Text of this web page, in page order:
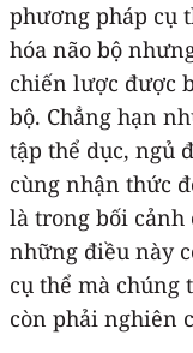
phương pháp cụ
hóa não bộ
chiến lược được
bộ. Chẳng hạn
tập thể dục, ngủ
cùng nhận thức
là trong bối cảnh
những điều này
cụ thể mà chúng
còn phải nghiên